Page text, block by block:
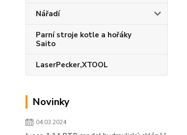
Nářadí
Parní stroje kotle a hořáky
Saito
LaserPecker,XTOOL
Novinky
04.03.2024